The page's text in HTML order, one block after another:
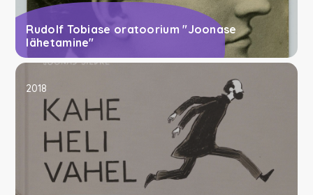
Rudolf Tobiase oratoorium "Joonase
lähetamine"
2018